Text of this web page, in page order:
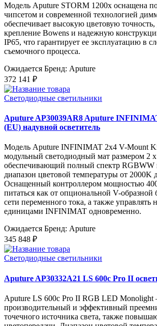
Модель Aputure STORM 1200x оснащена
чипсетом и современной технологией
обеспечивает высокую цветовую точность,
крепление Bowens и надежную
IP65, что гарантирует ее эксплуатацию в
съемочного процесса.
Ожидается Бренд: Aputure
372 141 ₽
Светодиодные светильники
Aputure AP30039AR8 Aputure
(EU) надувной осветитель
Модель Aputure INFINIMAT 2x4 V-Mount
модульный светодиодный мат размером 2
обеспечивающий полный спектр
диапазон цветовой температуры от 2000K
Оснащенный контроллером мощностью
питаться как от опциональной V-образной
сети переменного тока, а также управлять
единицами INFINIMAT одновременно.
Ожидается Бренд: Aputure
345 848 ₽
Светодиодные светильники
Aputure AP30332A21 LS 600c Pro II
Aputure LS 600c Pro II RGB LED Monolight
производительный и эффективный
точечного источника света, также